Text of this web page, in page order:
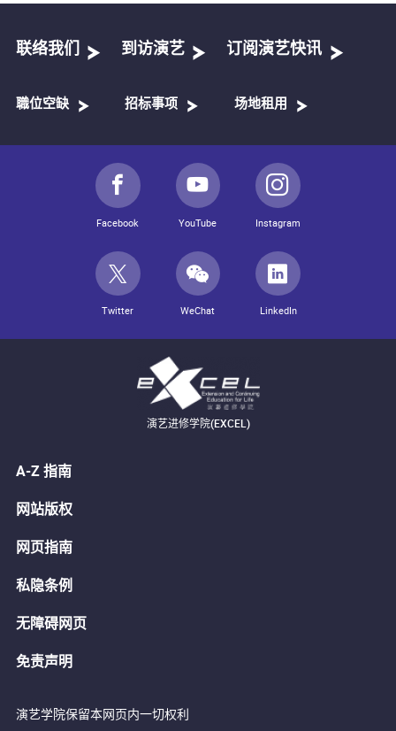
联络我们 到访演艺 订阅演艺快讯
職位空缺 招标事项 场地租用
Facebook YouTube Instagram
Twitter WeChat LinkedIn
演艺进修学院(EXCEL)
A-Z 指南
网站版权
网页指南
私隐条例
无障碍网页
免责声明
演艺学院保留本网页内一切权利